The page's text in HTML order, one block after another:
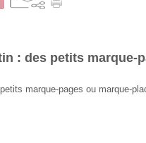
: des petits